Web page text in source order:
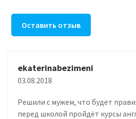
Оставить отзыв
ekaterinabezimeni
03.08.2018
Решили с мужем, что будет
перед школой пройдёт курсы